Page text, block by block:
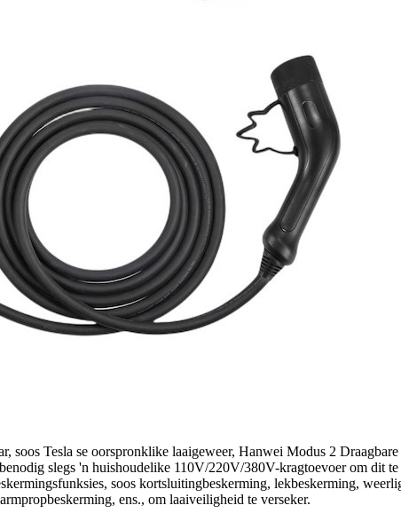
soos Tesla se oorspronklike laaigeweer, Hanwei Modus 2
slegs 'n huishoudelike 110V/220V/380V-kragtoevoer om dit
soos kortsluitingbeskerming, lekbeskerming,
ens., om laaiveiligheid te verseker.